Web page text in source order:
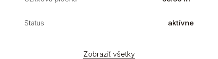
Status aktívne
Zobraziť všetky